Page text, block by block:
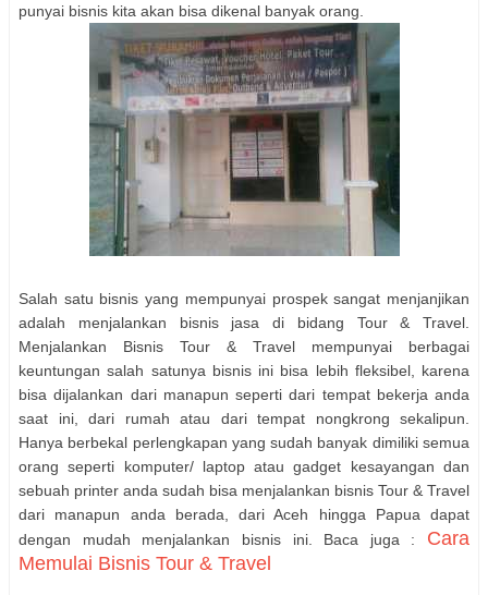
punyai bisnis kita akan bisa dikenal banyak orang.
Salah satu bisnis yang mempunyai prospek sangat menjanjikan
adalah menjalankan bisnis jasa di bidang Tour & Travel.
Menjalankan Bisnis Tour & Travel mempunyai berbagai
keuntungan salah satunya bisnis ini bisa lebih fleksibel, karena
bisa dijalankan dari manapun seperti dari tempat bekerja anda
saat ini, dari rumah atau dari tempat nongkrong sekalipun.
Hanya berbekal perlengkapan yang sudah banyak dimiliki semua
orang seperti komputer/ laptop atau gadget kesayangan dan
sebuah printer anda sudah bisa menjalankan bisnis Tour & Travel
dari manapun anda berada, dari Aceh hingga Papua dapat
dengan mudah menjalankan bisnis ini. Baca juga : Cara
Memulai Bisnis Tour & Travel